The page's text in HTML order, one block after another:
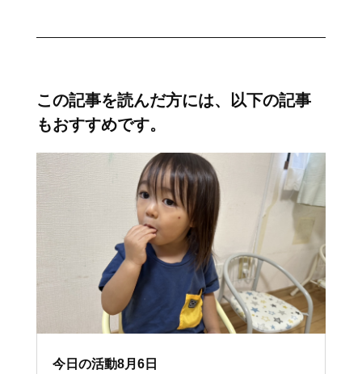
この記事を読んだ方には、以下の記事
もおすすめです。
今日の活動8月6日